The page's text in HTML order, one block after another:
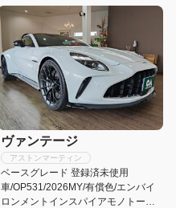
ィングドアハンドル/ドラレコ前後
ヴァンテージ
アストンマーティン
ベースグレード 登録済未使用
車/OP531/2026MY/有償色/エンバイ
ロンメントインスパイアモノトー